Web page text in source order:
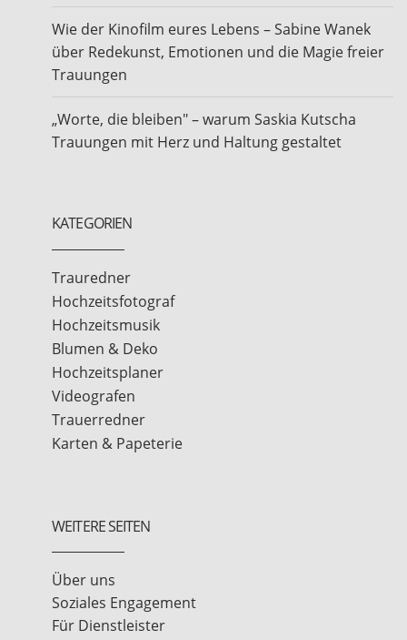
Wie der Kinofilm eures Lebens – Sabine Wanek
über Redekunst, Emotionen und die Magie freier
Trauungen
„Worte, die bleiben" – warum Saskia Kutscha
Trauungen mit Herz und Haltung gestaltet
KATEGORIEN
Trauredner
Hochzeitsfotograf
Hochzeitsmusik
Blumen & Deko
Hochzeitsplaner
Videografen
Trauerredner
Karten & Papeterie
WEITERE SEITEN
Über uns
Soziales Engagement
Für Dienstleister